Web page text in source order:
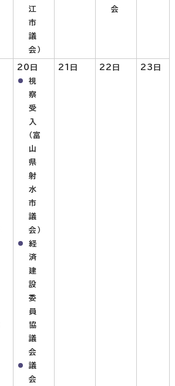
江
市
議
会）
会
20日
視
察
受
入
（富
山
県
射
水
市
議
会）
経
済
建
設
委
員
協
議
会
議
会
21日 22日 23日